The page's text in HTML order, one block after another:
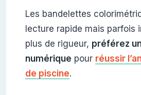
Les bandelettes
lecture rapide mais parfois
plus de rigueur, préférez
numérique pour réussir
de piscine.